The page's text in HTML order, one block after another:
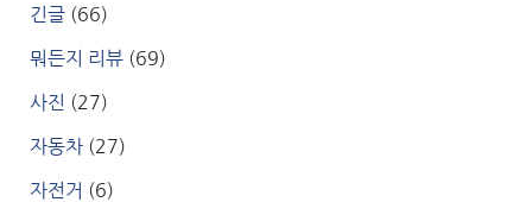
긴글 (66)
뭐든지 리뷰 (69)
사진 (27)
자동차 (27)
자전거 (6)